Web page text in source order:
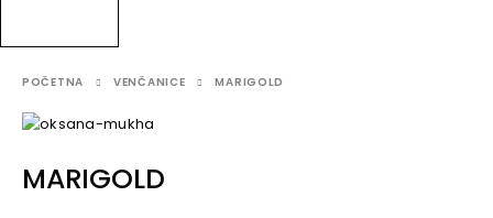
POČETNA VENČANICE MARIGOLD
MARIGOLD